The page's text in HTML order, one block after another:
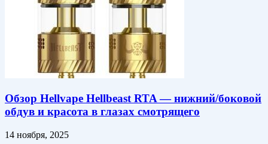
Обзор Hellvape Hellbeast RTA — нижний/боковой
обдув и красота в глазах смотрящего
14 ноября, 2025